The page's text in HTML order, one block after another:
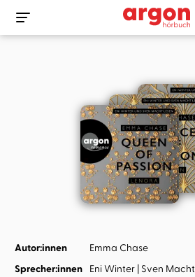
Autor:innen Emma Chase
Sprecher:innen Eni Winter Sven Macht